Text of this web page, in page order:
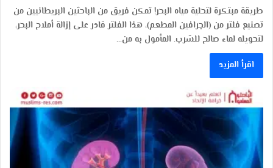
طريقة مبتكرة لتحلية مياه البحر! تمكن فريق من الباحثين البريطانيين من
تصنيع فلتر من (الجرافين المطعم)، هذا الفلتر قادر على إزالة أملاح البحر،
لتحويله لماء صالح للشرب. المأمول به من…
اقرأ المزيد